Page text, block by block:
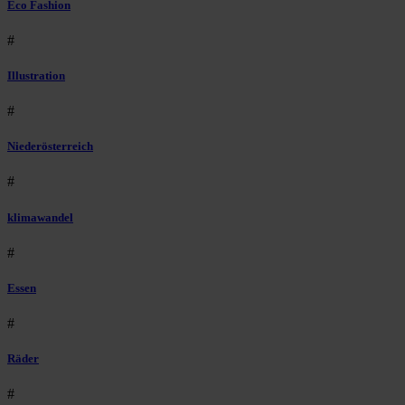
Eco Fashion
#
Illustration
#
Niederösterreich
#
klimawandel
#
Essen
#
Räder
#